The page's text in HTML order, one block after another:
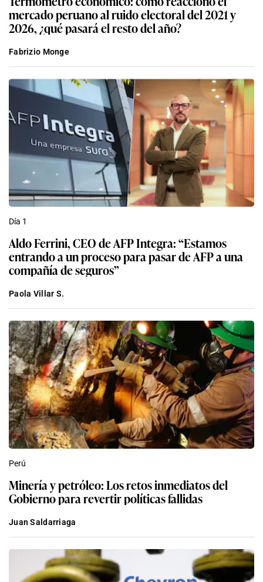
mercado peruano al ruido electoral del 2021 y
2026, ¿qué pasará el resto del año?
Fabrizio Monge
Día 1
Aldo Ferrini, CEO de AFP Integra: “Estamos
entrando a un proceso para pasar de AFP a una
compañía de seguros”
Paola Villar S.
Perú
Minería y petróleo: Los retos inmediatos del
Gobierno para revertir políticas fallidas
Juan Saldarriaga